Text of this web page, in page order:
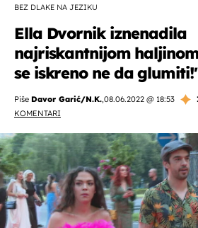
BEZ DLAKE NA JEZIKU
Ella Dvornik iznenadila
najriskantnijom
se iskreno ne da
Piše Davor Garić/N.K.,08.06.2022 @ 18:53
KOMENTARI
OMOGUĆI